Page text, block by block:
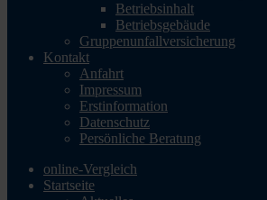
Betriebsinhalt
Betriebsgebäude
Gruppenunfallversicherung
Kontakt
Anfahrt
Impressum
Erstinformation
Datenschutz
Persönliche Beratung
online-Vergleich
Startseite